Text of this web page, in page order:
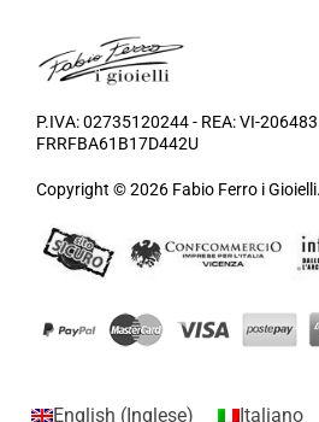
P.IVA: 02735120244 - REA: VI-
FRRFBA61B17D442U
Copyright © 2026 Fabio Ferro i
English (Inglese) Italiano